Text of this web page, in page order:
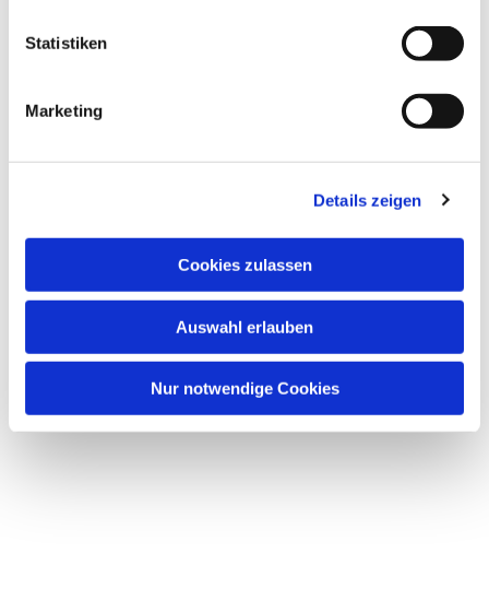
Statistiken
Marketing
Details zeigen
Cookies zulassen
Auswahl erlauben
Nur notwendige Cookies
Dies könnte Sie auch